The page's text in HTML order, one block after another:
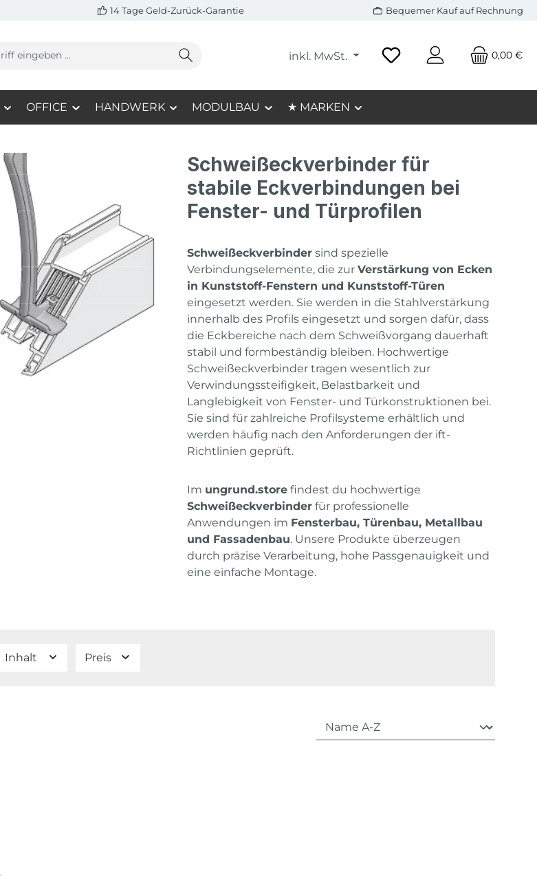
14 Tage Geld-Zurück-Garantie Bequemer Kauf auf Rechnung
inkl. MwSt. 0,00 €
OFFICE HANDWERK MODULBAU ★ MARKEN
Schweißeckverbinder für
stabile Eckverbindungen bei
Fenster- und Türprofilen
Schweißeckverbindersind spezielle
Verbindungselemente, die zur Verstärkung von Ecken
in Kunststoff-Fenstern und Kunststoff-Türen
eingesetzt werden. Sie werden in die Stahlverstärkung
innerhalb des Profils eingesetzt und sorgen dafür, dass
die Eckbereiche nach dem Schweißvorgang dauerhaft
stabil und formbeständig bleiben. Hochwertige
Schweißeckverbinder tragen wesentlich zur
Verwindungssteifigkeit, Belastbarkeit und
Langlebigkeit von Fenster- und Türkonstruktionen bei.
Sie sind für zahlreiche Profilsysteme erhältlich und
werden häufig nach den Anforderungen der ift-
Richtlinien geprüft.
Im ungrund.storefindest du hochwertige
Schweißeckverbinderfür professionelle
Anwendungen im Fensterbau, Türenbau, Metallbau
und Fassadenbau. Unsere Produkte überzeugen
durch präzise Verarbeitung, hohe Passgenauigkeit und
eine einfache Montage.
Inhalt Preis